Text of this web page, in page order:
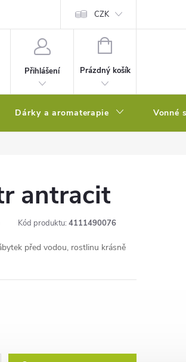
CZK
Přihlášení
NÁKUPNÍ
Prázdný košík
Dárky a aromaterapie Vonné
antracit
Kód produktu: 4111490076
před vodou, rostlinu krásně